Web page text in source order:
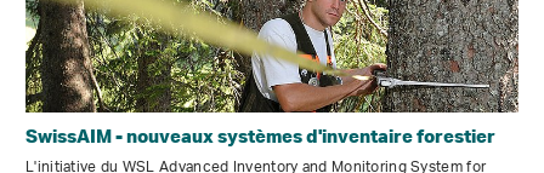
SwissAIM - nouveaux systèmes d'inventaire forestier